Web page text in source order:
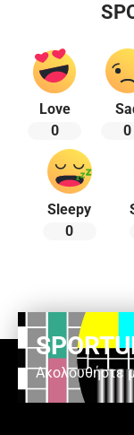
Love
0
0
Sleepy
0
Ακολουθήστε